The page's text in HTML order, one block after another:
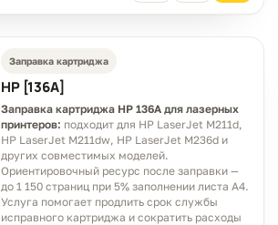
Заправка картриджа
HP [136A]
Заправка картриджа HP 136A для лазерных
принтеров: подходит для HP LaserJet M211d,
HP LaserJet M211dw, HP LaserJet M236d и
других совместимых моделей.
Ориентировочный ресурс после заправки —
до 1 150 страниц при 5% заполнении листа A4.
Услуга помогает продлить срок службы
исправного картриджа и сократить расходы